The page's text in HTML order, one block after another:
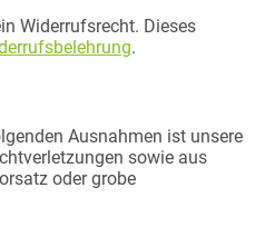
Widerrufsrecht. Dieses
.
Ausnahmen ist unsere
sowie aus
oder grobe